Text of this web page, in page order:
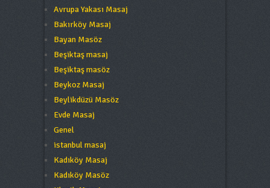
Avrupa Yakası Masaj
Bakırköy Masaj
Bayan Masöz
Beşiktaş masaj
Beşiktaş masöz
Beykoz Masaj
Beylikdüzü Masöz
Evde Masaj
Genel
istanbul masaj
Kadıköy Masaj
Kadıköy Masöz